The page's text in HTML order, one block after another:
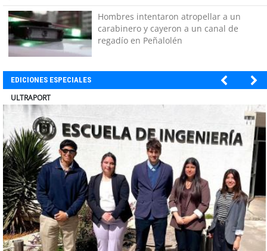
Hombres intentaron atropellar a un
carabinero y cayeron a un canal de
regadío en Peñalolén
EDICIONES ESPECIALES
BANCO DE CHILE